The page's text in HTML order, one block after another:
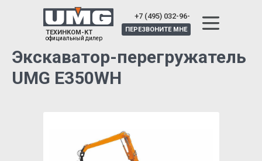
+7 (495) 032-96-
25
ПЕРЕЗВОНИТЕ МНЕ
ТЕХИНКОМ-КТ
официальный дилер
Экскаватор-перегружатель
UMG E350WH